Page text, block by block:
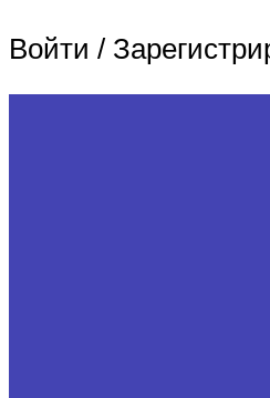
Войти /